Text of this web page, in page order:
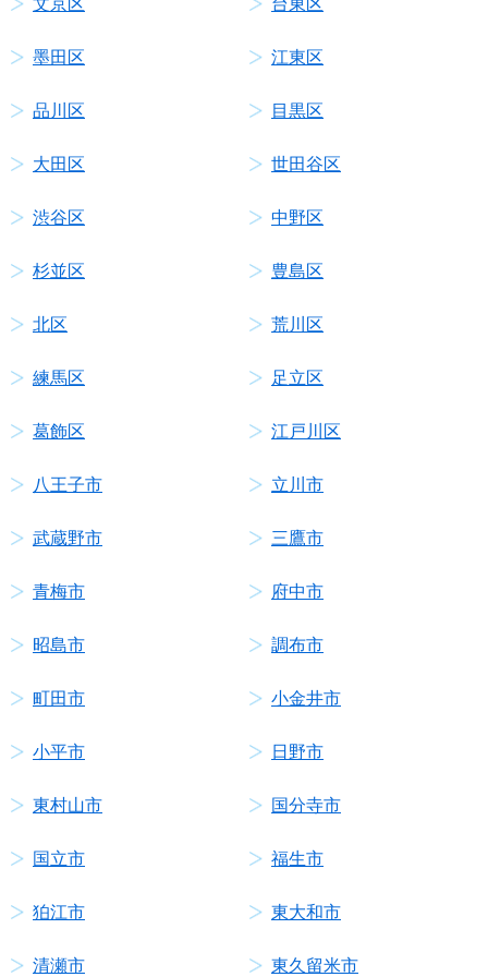
文京区 台東区
墨田区 江東区
品川区 目黒区
大田区 世田谷区
渋谷区 中野区
杉並区 豊島区
北区 荒川区
練馬区 足立区
葛飾区 江戸川区
八王子市 立川市
武蔵野市 三鷹市
青梅市 府中市
昭島市 調布市
町田市 小金井市
小平市 日野市
東村山市 国分寺市
国立市 福生市
狛江市 東大和市
清瀬市 東久留米市